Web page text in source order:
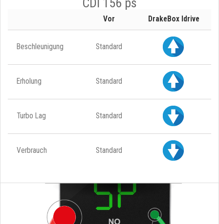
Vor DrakeBox Idrive
Beschleunigung Standard
Erholung Standard
Turbo Lag Standard
Verbrauch Standard